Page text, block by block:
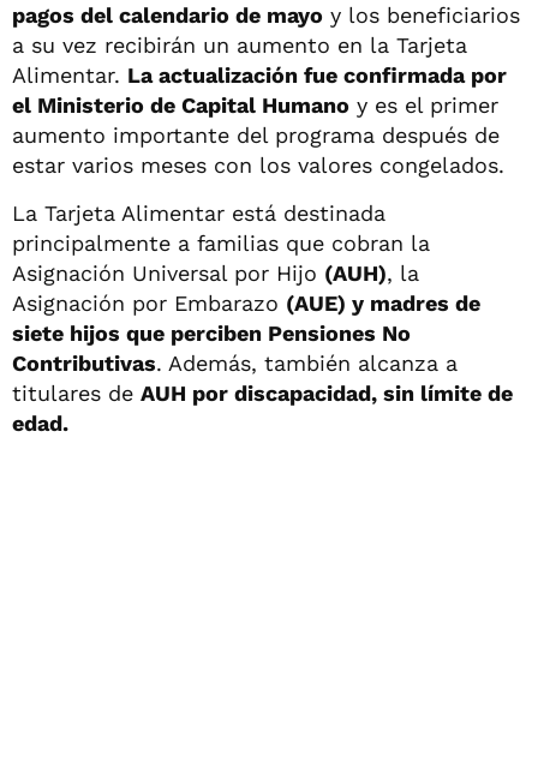
pagos del calendario de mayo y los beneficiarios
a su vez recibirán un aumento en la Tarjeta
Alimentar. La actualización fue confirmada por
el Ministerio de Capital Humano y es el primer
aumento importante del programa después de
estar varios meses con los valores congelados.
La Tarjeta Alimentar está destinada
principalmente a familias que cobran la
Asignación Universal por Hijo (AUH), la
Asignación por Embarazo (AUE) y madres de
siete hijos que perciben Pensiones No
Contributivas. Además, también alcanza a
titulares de AUH por discapacidad, sin límite de
edad.